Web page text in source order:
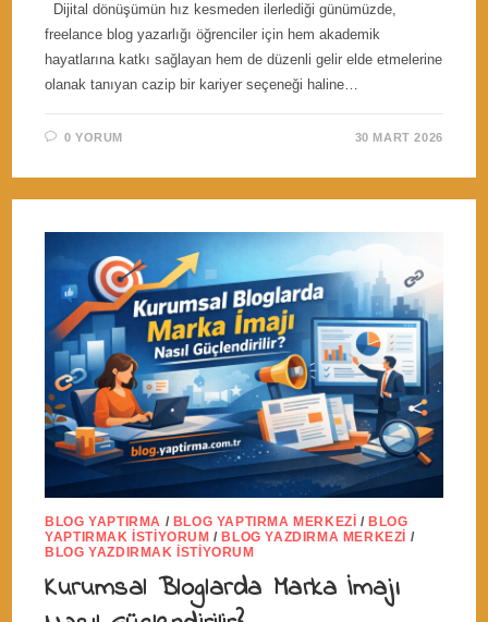
Dijital dönüşümün hız kesmeden ilerlediği günümüzde,
freelance blog yazarlığı öğrenciler için hem akademik
hayatlarına katkı sağlayan hem de düzenli gelir elde etmelerine
olanak tanıyan cazip bir kariyer seçeneği haline…
0 YORUM 30 MART 2026
BLOG YAPTIRMA / BLOG YAPTIRMA MERKEZI /BLOG
YAPTIRMAK İSTIYORUM /BLOG YAZDIRMA MERKEZI /
BLOG YAZDIRMAK İSTIYORUM
Kurumsal Bloglarda Marka İmajı